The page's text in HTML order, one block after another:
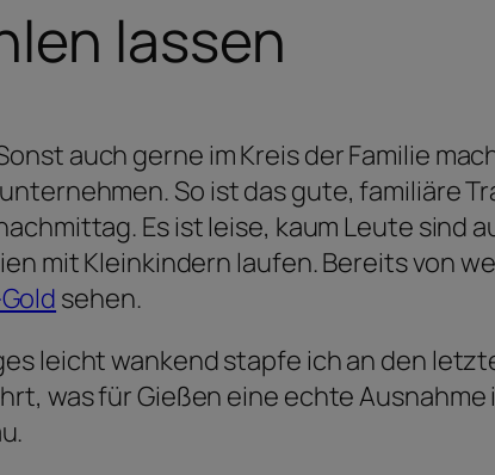
lassen
auch gerne im Kreis der Familie
So ist das gute, familiäre
Es ist leise, kaum Leute sind
mit Kleinkindern laufen. Bereits von
sehen.
leicht wankend stapfe ich an den
was für Gießen eine echte